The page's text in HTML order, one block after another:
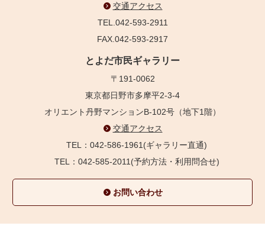
交通アクセス
TEL.042-593-2911
FAX.042-593-2917
とよだ市民ギャラリー
〒191-0062
東京都日野市多摩平2-3-4
オリエント丹野マンションB-102号（地下1階）
交通アクセス
TEL：042-586-1961(ギャラリー直通)
TEL：042-585-2011(予約方法・利用問合せ)
お問い合わせ